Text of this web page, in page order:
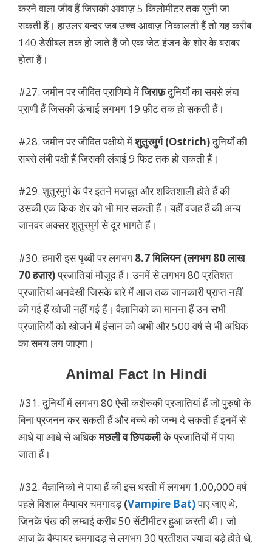
करने वाला जीव हैं जिसकी आवाज़ 5 किलोमीटर तक सुनी जा
सकती हैं। हाउलर बन्दर जब उच्च आवाज़ निकालती हैं तो यह करीब
140 डेसीबल तक हो जाते हैं जो एक जेट इंजन के शोर के बराबर
होता हैं।
#27. जमीन पर जीवित प्राणियो मेंजिराफ़दुनियाँ का सबसे लंबा
प्राणी हैं जिसकी ऊंचाई लगभग 19 फ़ीट तक हो सकती हैं।
#28. जमीन पर जीवित पक्षीयो मेंशुतुरमुर्ग (Ostrich)दुनियाँ की
सबसे लंबी पक्षी हैं जिसकी लंबाई 9 फिट तक हो सकती हैं।
#29. शुतुरमुर्ग के पैर इतने मजबूत और शक्तिशाली होते हैं की
उसकी एक किक शेर को भी मार सकती हैं। यहीं वजह हैं की अन्य
जानवर अक्सर शुतुरमुर्ग से दूर भागते हैं।
#30. हमारी इस पृथ्वी पर लगभग 8.7 मिलियन (लगभग 80 लाख
70 हज़ार)प्रजातियां मौजूद हैं। उनमें से लगभग 80 प्रतिशत
प्रजातियां अनदेखी जिसके बारे में आज तक जानकारी प्राप्त नहीं
की गई हैं खोजी नहीं गई हैं। वैज्ञानिको का मानना हैं उन सभी
प्रजातियों को खोजने में इंसान को अभी और 500 वर्ष से भी अधिक
का समय लग जाएगा।
Animal Fact In Hindi
#31. दुनियाँ में लगभग 80 ऐसी कशेरुकी प्रजातियां हैं जो पुरुषो के
बिना प्रजनन कर सकती हैं और बच्चे को जन्म दे सकती हैं इनमें से
आधे या आधे से अधिकमछली व छिपकलीके प्रजातियों में पाया
जाता हैं।
#32. वैज्ञानिको ने पाया हैं की इस धरती में लगभग 1,00,000 वर्ष
पहले विशाल वैम्पायर चमगादड़(Vampire Bat)पाए जाए थे,
जिनके पंख की लम्बाई करीब 50 सेंटीमीटर हुआ करती थी। जो
आज के वैम्पायर चमगादड़ से लगभग 30 प्रतीशत ज्यादा बड़े होते थे,